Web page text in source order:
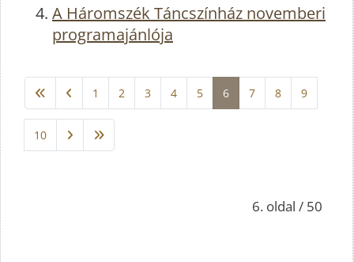
A Háromszék Táncszínház novemberi
programajánlója
6. oldal / 50
1 2 3 4 5 6 7 8 9
10